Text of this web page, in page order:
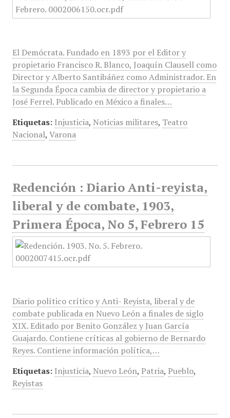
El Demócrata. Fundado en 1893 por el Editor y
propietario Francisco R. Blanco, Joaquín Clausell como
Director y Alberto Santibáñez como Administrador. En
la Segunda Época cambia de director y propietario a
José Ferrel. Publicado en México a finales…
Etiquetas: Injusticia, Noticias militares, Teatro
Nacional, Varona
Redención : Diario Anti-reyista,
liberal y de combate, 1903,
Primera Época, No 5, Febrero 15
Diario político crítico y Anti- Reyista, liberal y de
combate publicada en Nuevo León a finales de siglo
XIX. Editado por Benito González y Juan García
Guajardo. Contiene críticas al gobierno de Bernardo
Reyes. Contiene información política,…
Etiquetas: Injusticia, Nuevo León, Patria, Pueblo,
Reyistas